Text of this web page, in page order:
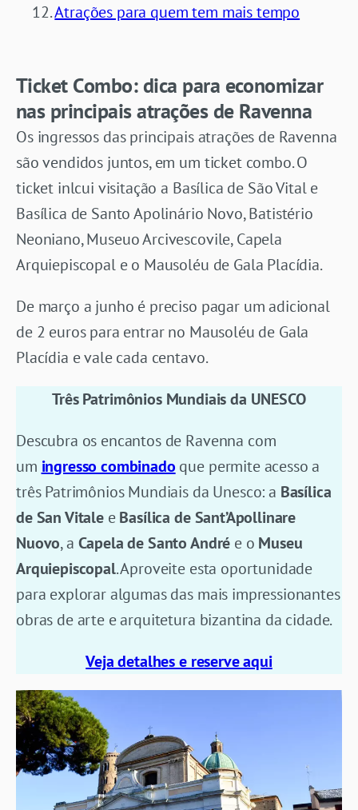
Atrações para quem tem mais tempo
Ticket Combo: dica para economizar
nas principais atrações de Ravenna
Os ingressos das principais atrações de Ravenna
são vendidos juntos, em um ticket combo. O
ticket inlcui visitação a Basílica de São Vital e
Basílica de Santo Apolinário Novo, Batistério
Neoniano, Museuo Arcivescovile, Capela
Arquiepiscopal e o Mausoléu de Gala Placídia.
De março a junho é preciso pagar um adicional
de 2 euros para entrar no Mausoléu de Gala
Placídia e vale cada centavo.
Três Patrimônios Mundiais da UNESCO
Descubra os encantos de Ravenna com
um ingresso combinado que permite acesso a
três Patrimônios Mundiais da Unesco: a Basílica
de San VitaleeBasílica de Sant’Apollinare
Nuovo, a Capela de Santo André e o Museu
Arquiepiscopal. Aproveite esta oportunidade
para explorar algumas das mais impressionantes
obras de arte e arquitetura bizantina da cidade.
Veja detalhes e reserve aqui